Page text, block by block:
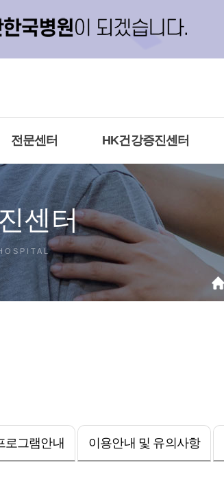
전문센터 HK건강증진센터
센터
로그램안내 이용안내 및 유의사항